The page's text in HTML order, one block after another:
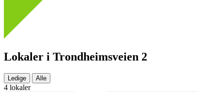
Lokaler i Trondheimsveien 2
Ledige Alle
4 lokaler